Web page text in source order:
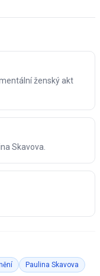
ženský akt
Skavova.
Paulina Skavova